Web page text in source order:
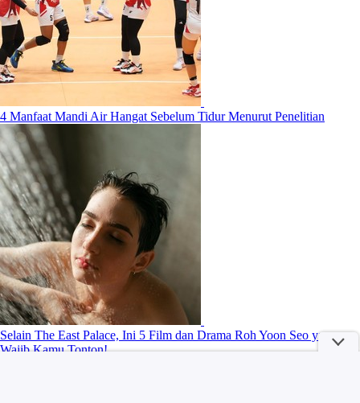
4 Manfaat Mandi Air Hangat Sebelum Tidur Menurut Penelitian
Selain The East Palace, Ini 5 Film dan Drama Roh Yoon Seo yang
Wajib Kamu Tonton!